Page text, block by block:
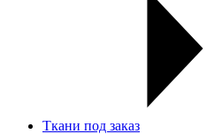
Ткани под заказ